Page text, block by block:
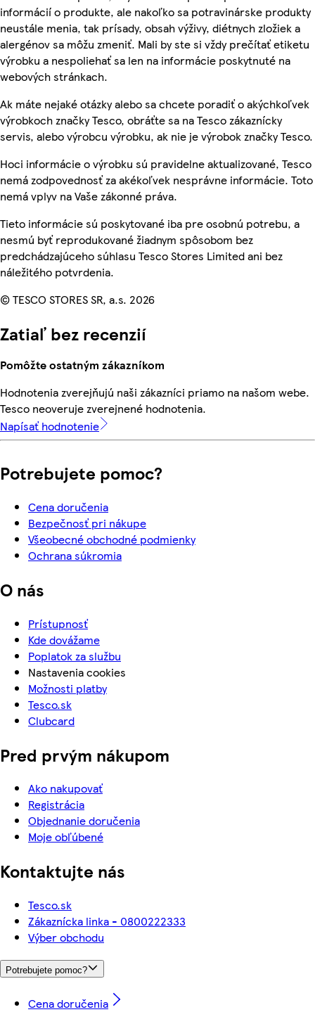
informácií o produkte, ale nakoľko sa potravinárske produkty
neustále menia, tak prísady, obsah výživy, diétnych zložiek a
alergénov sa môžu zmeniť. Mali by ste si vždy prečítať etiketu
výrobku a nespoliehať sa len na informácie poskytnuté na
webových stránkach.
Ak máte nejaké otázky alebo sa chcete poradiť o akýchkoľvek
výrobkoch značky Tesco, obráťte sa na Tesco zákaznícky
servis, alebo výrobcu výrobku, ak nie je výrobok značky Tesco.
Hoci informácie o výrobku sú pravidelne aktualizované, Tesco
nemá zodpovednosť za akékoľvek nesprávne informácie. Toto
nemá vplyv na Vaše zákonné práva.
Tieto informácie sú poskytované iba pre osobnú potrebu, a
nesmú byť reprodukované žiadnym spôsobom bez
predchádzajúceho súhlasu Tesco Stores Limited ani bez
náležitého potvrdenia.
© TESCO STORES SR, a.s. 2026
Zatiaľ bez recenzií
Pomôžte ostatným zákazníkom
Hodnotenia zverejňujú naši zákazníci priamo na našom webe.
Tesco neoveruje zverejnené hodnotenia.
Napísať hodnotenie
Potrebujete pomoc?
Cena doručenia
Bezpečnosť pri nákupe
Všeobecné obchodné podmienky
Ochrana súkromia
O nás
Prístupnosť
Kde dovážame
Poplatok za službu
Nastavenia cookies
Možnosti platby
Tesco.sk
Clubcard
Pred prvým nákupom
Ako nakupovať
Registrácia
Objednanie doručenia
Moje obľúbené
Kontaktujte nás
Tesco.sk
Zákaznícka linka - 0800222333
Výber obchodu
Potrebujete pomoc?
Cena doručenia